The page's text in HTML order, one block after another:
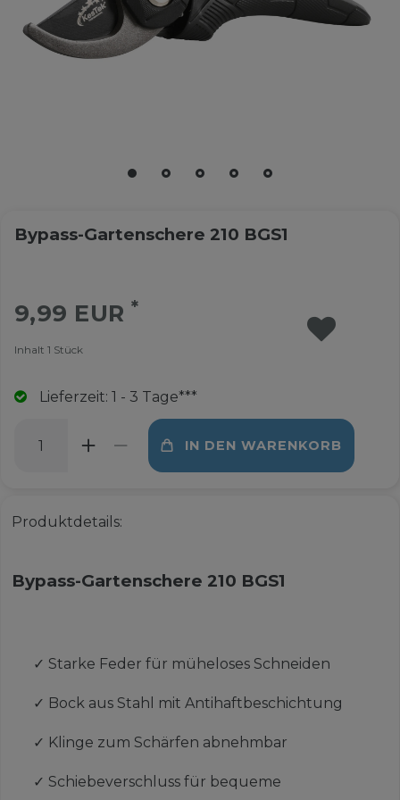
Bypass-Gartenschere 210 BGS1
9,99 EUR*
Inhalt 1 Stück
Lieferzeit: 1 - 3 Tage***
IN DEN WARENKORB
Produktdetails:
Bypass-Gartenschere 210 BGS1
✓ Starke Feder für müheloses Schneiden
✓ Bock aus Stahl mit Antihaftbeschichtung
✓ Klinge zum Schärfen abnehmbar
✓ Schiebeverschluss für bequeme